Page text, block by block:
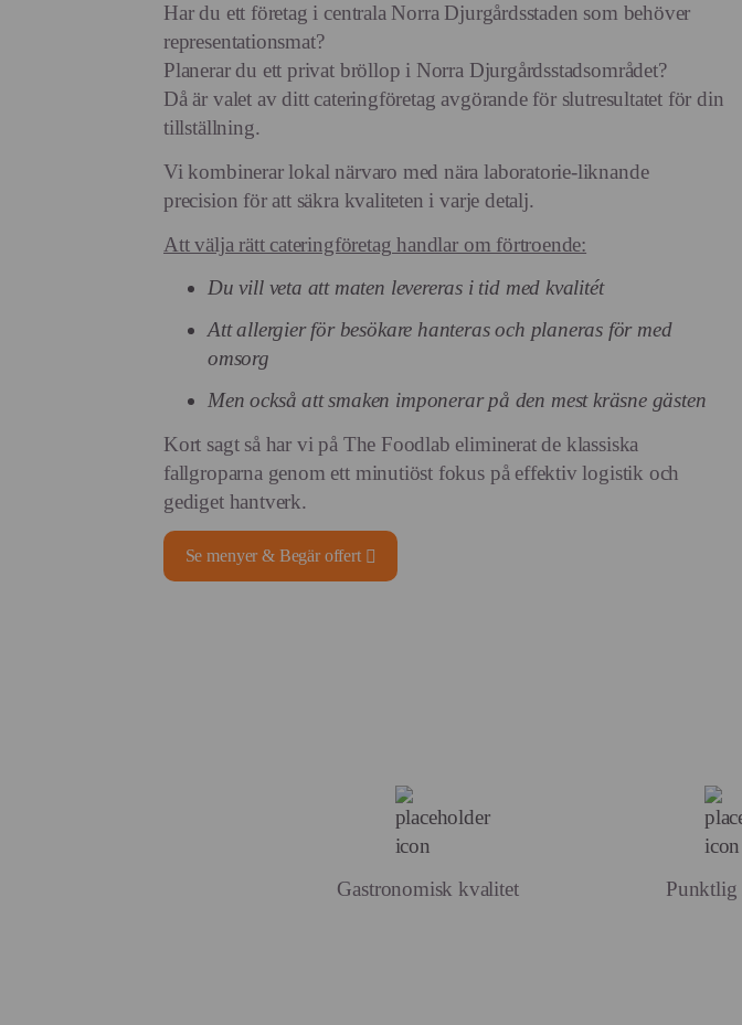
Har du ett företag i centrala Norra Djurgårdsstaden som behöver
representationsmat?
Planerar du ett privat bröllop i Norra Djurgårdsstadsområdet?
Då är valet av ditt cateringföretag avgörande för slutresultatet för din
tillställning.
Vi kombinerar lokal närvaro med nära laboratorie-liknande
precision för att säkra kvaliteten i varje detalj.
Att välja rätt cateringföretag handlar om förtroende:
Du vill veta att maten levereras i tid med kvalitét
Att allergier för besökare hanteras och planeras för med
omsorg
Men också att smaken imponerar på den mest kräsne gästen
Kort sagt så har vi på The Foodlab eliminerat de klassiska
fallgroparna genom ett minutiöst fokus på effektiv logistik och
gediget hantverk.
Se menyer & Begär offert
Gastronomisk kvalitet Punktlig